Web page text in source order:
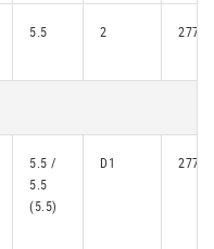
5.5 2 27772
5.5 /
5.5
(5.5)
D1 27772